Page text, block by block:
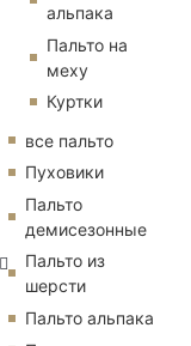
альпака
Пальто на
меху
Куртки
все пальто
Пуховики
Пальто
демисезонные
Пальто из
шерсти
Пальто альпака